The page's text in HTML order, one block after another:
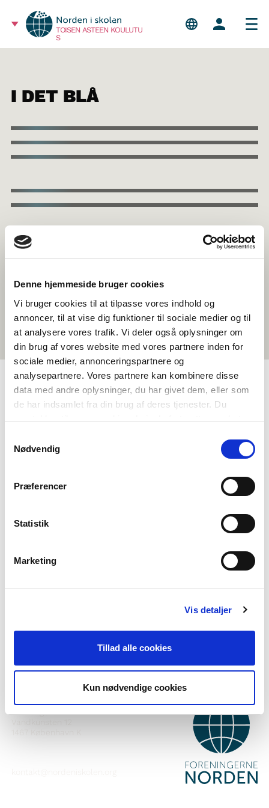
Denne hjemmeside bruger cookies
Vi bruger cookies til at tilpasse vores indhold og
annoncer, til at vise dig funktioner til sociale medier og til
at analysere vores trafik. Vi deler også oplysninger om
din brug af vores website med vores partnere inden for
sociale medier, annonceringspartnere og
analysepartnere. Vores partnere kan kombinere disse
data med andre oplysninger, du har givet dem, eller som
de har indsamlet fra din brug af deres tjenester. Du
samtykker til vores cookies, hvis du fortsætter med at
Nødvendig
Præferencer
Statistik
Marketing
Vis detaljer
Tillad alle cookies
Kun nødvendige cookies
TOISEN ASTEEN KOULUTU
S
TAGS
Kielenopetus
Lyhytelokuva
Tanska
I DET BLÅ
Haluatko lisätietoa Norden i skolanista?
YHTEYSTIEDOT
Foreningerne Nordens Forbund